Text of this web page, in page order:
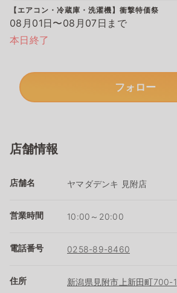
【エアコン・冷蔵庫・洗濯機】衝撃特価祭
08月01日〜08月07日まで
本日終了
フォロー
店舗情報
店舗名 ヤマダデンキ 見附店
営業時間 10:00～20:00
電話番号 0258-89-8460
住所 新潟県見附市上新田町700-1